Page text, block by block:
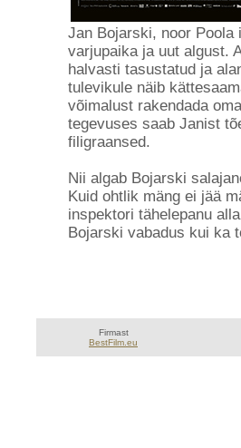
Jan Bojarski, noor Poola
varjupaika ja uut algust.
halvasti tasustatud ja
tulevikule näib
võimalust rakendada
tegevuses saab Janist
filigraansed.
Nii algab Bojarski
Kuid ohtlik mäng ei jää
inspektori tähelepanu
Bojarski vabadus kui ka
Firmast
BestFilm.eu